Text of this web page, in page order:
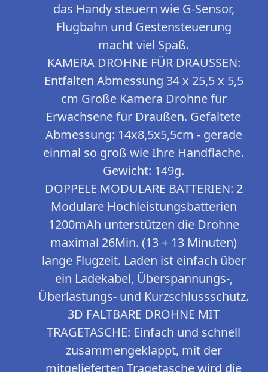
das Handy steuern wie G-Sensor,
Flugbahn und Gestensteuerung
macht viel Spaß.
KAMERA DROHNE FÜR DRAUSSEN:
Entfalten Abmessung 34 x 25,5 x 5,5
cm Große Kamera Drohne für
Erwachsene für Draußen. Gefaltete
Abmessung: 14x8,5x5,5cm - gerade
einmal so groß wie Ihre Handfläche.
Gewicht: 149g.
DOPPELE MODULARE BATTERIEN: 2
Modulare Hochleistungsbatterien
1200mAh unterstützen die Drohne
maximal 26Min. (13 + 13 Minuten)
lange Flugzeit. Laden ist einfach über
ein Ladekabel, Überspannungs-,
Überlastungs- und Kurzschlussschutz.
3D FALTBARE DROHNE MIT
TRAGETASCHE: Einfach und schnell
zusammengeklappt, mit der
mitgelieferten Tragetasche wird die